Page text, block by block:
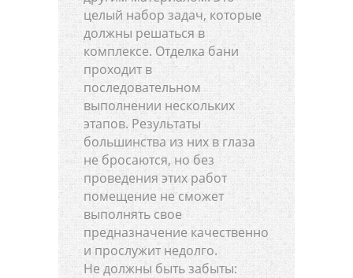
целый набор задач, которые
должны решаться в
комплексе. Отделка бани
проходит в
последовательном
выполнении нескольких
этапов. Результаты
большинства из них в глаза
не бросаются, но без
проведения этих работ
помещение не сможет
выполнять свое
предназначение качественно
и прослужит недолго.
Не должны быть забыты: